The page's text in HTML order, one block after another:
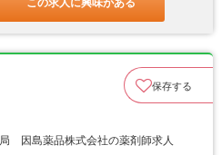
この求人に興味がある
保存する
因島薬品株式会社の薬剤師求人